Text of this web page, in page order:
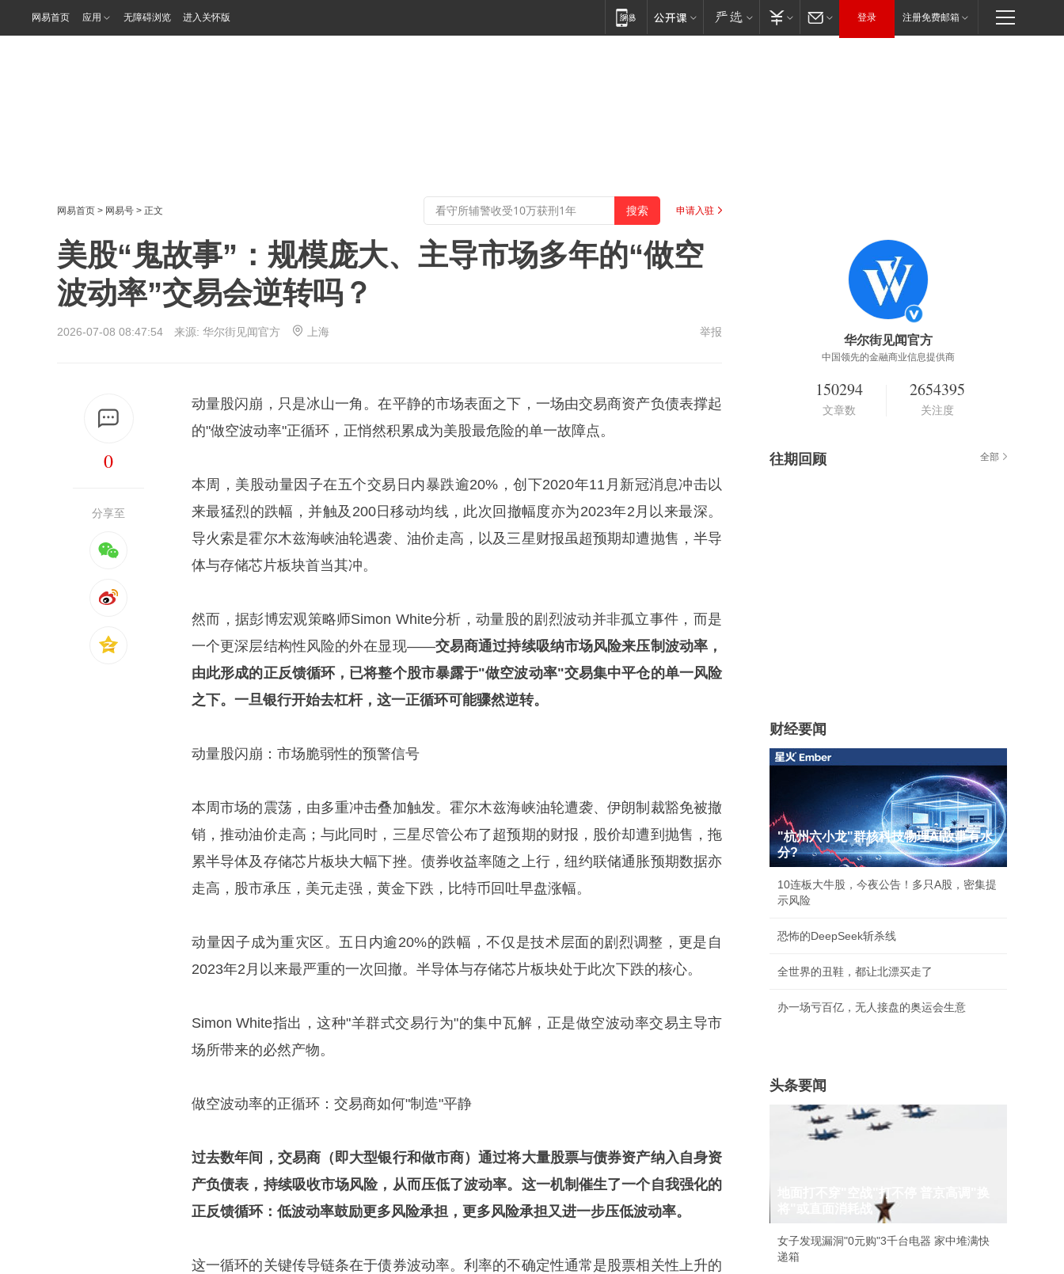
网易首页 应用 无障碍浏览 进入关怀版 登录 注册免费邮箱
网易首页 > 网易号 > 正文 申请入驻
美股“鬼故事”：规模庞大、主导市场多年的“做空
波动率”交易会逆转吗？
2026-07-08 08:47:54 来源: 华尔街见闻官方 上海 举报
0
分享至
动量股闪崩，只是冰山一角。在平静的市场表面之下，一场由交易商资产负债表撑起
的"做空波动率"正循环，正悄然积累成为美股最危险的单一故障点。
本周，美股动量因子在五个交易日内暴跌逾20%，创下2020年11月新冠消息冲击以
来最猛烈的跌幅，并触及200日移动均线，此次回撤幅度亦为2023年2月以来最深。
导火索是霍尔木兹海峡油轮遇袭、油价走高，以及三星财报虽超预期却遭抛售，半导
体与存储芯片板块首当其冲。
然而，据彭博宏观策略师Simon White分析，动量股的剧烈波动并非孤立事件，而是
一个更深层结构性风险的外在显现——交易商通过持续吸纳市场风险来压制波动率，
由此形成的正反馈循环，已将整个股市暴露于"做空波动率"交易集中平仓的单一风险
之下。一旦银行开始去杠杆，这一正循环可能骤然逆转。
动量股闪崩：市场脆弱性的预警信号
本周市场的震荡，由多重冲击叠加触发。霍尔木兹海峡油轮遭袭、伊朗制裁豁免被撤
销，推动油价走高；与此同时，三星尽管公布了超预期的财报，股价却遭到抛售，拖
累半导体及存储芯片板块大幅下挫。债券收益率随之上行，纽约联储通胀预期数据亦
走高，股市承压，美元走强，黄金下跌，比特币回吐早盘涨幅。
动量因子成为重灾区。五日内逾20%的跌幅，不仅是技术层面的剧烈调整，更是自
2023年2月以来最严重的一次回撤。半导体与存储芯片板块处于此次下跌的核心。
Simon White指出，这种"羊群式交易行为"的集中瓦解，正是做空波动率交易主导市
场所带来的必然产物。
做空波动率的正循环：交易商如何"制造"平静
过去数年间，交易商（即大型银行和做市商）通过将大量股票与债券资产纳入自身资
产负债表，持续吸收市场风险，从而压低了波动率。这一机制催生了一个自我强化的
正反馈循环：低波动率鼓励更多风险承担，更多风险承担又进一步压低波动率。
这一循环的关键传导链条在于债券波动率。利率的不确定性通常是股票相关性上升的
华尔街见闻官方
中国领先的金融商业信息提供商
150294
文章数
2654395
关注度
往期回顾 全部
财经要闻
"杭州六小龙"群核科技物理AI故事有水
分?
10连板大牛股，今夜公告！多只A股，密集提
示风险
恐怖的DeepSeek斩杀线
全世界的丑鞋，都让北漂买走了
办一场亏百亿，无人接盘的奥运会生意
头条要闻
地面打不穿"空战"打不停 普京高调"换
女子发现漏洞"0元购"3千台电器 家中堆满快
递箱